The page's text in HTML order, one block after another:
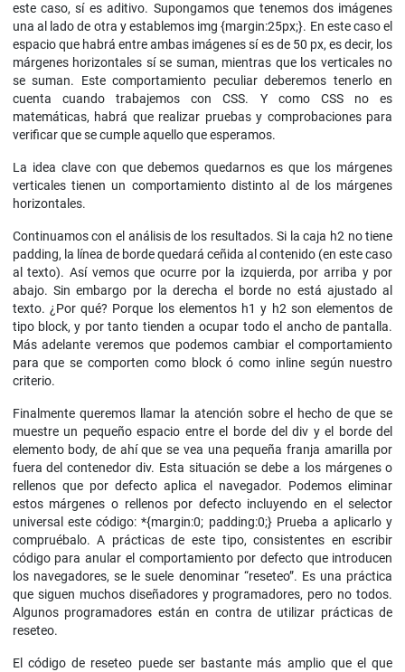
este caso, sí es aditivo. Supongamos que tenemos dos imágenes
una al lado de otra y establemos img {margin:25px;}. En este caso el
espacio que habrá entre ambas imágenes sí es de 50 px, es decir, los
márgenes horizontales sí se suman, mientras que los verticales no
se suman. Este comportamiento peculiar deberemos tenerlo en
cuenta cuando trabajemos con CSS. Y como CSS no es
matemáticas, habrá que realizar pruebas y comprobaciones para
verificar que se cumple aquello que esperamos.
La idea clave con que debemos quedarnos es que los márgenes
verticales tienen un comportamiento distinto al de los márgenes
horizontales.
Continuamos con el análisis de los resultados. Si la caja h2 no tiene
padding, la línea de borde quedará ceñida al contenido (en este caso
al texto). Así vemos que ocurre por la izquierda, por arriba y por
abajo. Sin embargo por la derecha el borde no está ajustado al
texto. ¿Por qué? Porque los elementos h1 y h2 son elementos de
tipo block, y por tanto tienden a ocupar todo el ancho de pantalla.
Más adelante veremos que podemos cambiar el comportamiento
para que se comporten como block ó como inline según nuestro
criterio.
Finalmente queremos llamar la atención sobre el hecho de que se
muestre un pequeño espacio entre el borde del div y el borde del
elemento body, de ahí que se vea una pequeña franja amarilla por
fuera del contenedor div. Esta situación se debe a los márgenes o
rellenos que por defecto aplica el navegador. Podemos eliminar
estos márgenes o rellenos por defecto incluyendo en el selector
universal este código: *{margin:0; padding:0;} Prueba a aplicarlo y
compruébalo. A prácticas de este tipo, consistentes en escribir
código para anular el comportamiento por defecto que introducen
los navegadores, se le suele denominar “reseteo”. Es una práctica
que siguen muchos diseñadores y programadores, pero no todos.
Algunos programadores están en contra de utilizar prácticas de
reseteo.
El código de reseteo puede ser bastante más amplio que el que